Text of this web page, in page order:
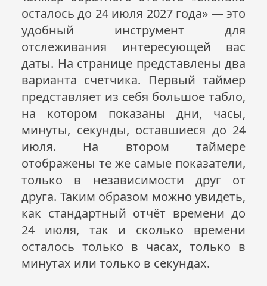
осталось до 24 июля 2027года» — это
удобный инструмент для
отслеживания интересующей вас
даты. На странице представлены два
варианта счетчика. Первый таймер
представляет из себя большое табло,
на котором показаны дни, часы,
минуты, секунды, оставшиеся до 24
июля. На втором таймере
отображены те же самые показатели,
только в независимости друг от
друга. Таким образом можно увидеть,
как стандартный отчёт времени до
24 июля, так и сколько времени
осталось только в часах, только в
минутах или только в секундах.